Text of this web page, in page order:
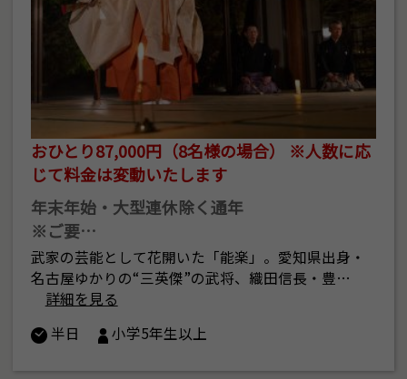
おひとり87,000円（8名様の場合） ※人数に応
じて料金は変動いたします
年末年始・大型連休除く通年
※ご要…
武家の芸能として花開いた「能楽」。愛知県出身・
名古屋ゆかりの“三英傑”の武将、織田信長・豊…
詳細を見る
半日
小学5年生以上